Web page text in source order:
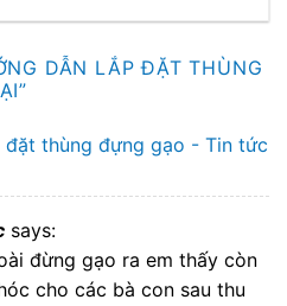
DẪN LẮP ĐẶT THÙNG
”
đặt thùng đựng gạo - Tin tức
says:
đừng gạo ra em thấy còn
cho các bà con sau thu